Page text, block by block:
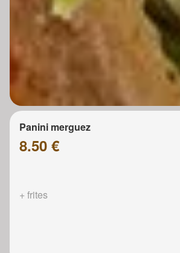
Panini merguez
8.50 €
+ frites